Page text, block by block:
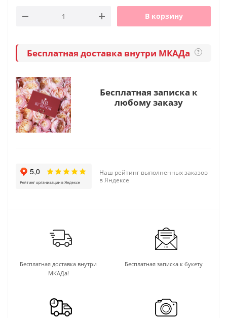
В корзину
Бесплатная доставка внутри МКАДа ?
Бесплатная записка к
любому заказу
Наш рейтинг выполненных заказов
в Яндексе
Бесплатная доставка внутри
МКАДа!
Бесплатная записка к букету